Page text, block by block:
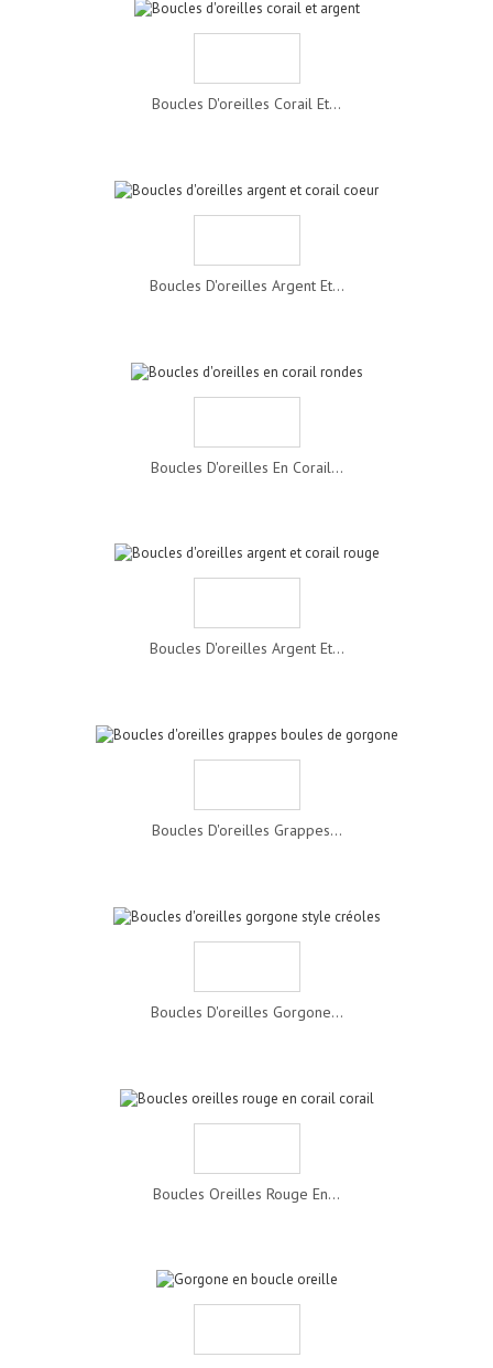
Boucles D'oreilles Corail Et...
Boucles D'oreilles Argent Et...
Boucles D'oreilles En Corail...
Boucles D'oreilles Argent Et...
Boucles D'oreilles Grappes...
Boucles D'oreilles Gorgone...
Boucles Oreilles Rouge En...